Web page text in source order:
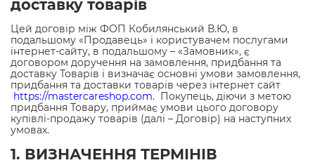
доставку товарів
Цей договір між ФОП Кобилянський В.Ю, в
подальшому «Продавець» і користувачем послугами
інтернет-сайту, в подальшому – «Замовник», є
договором доручення на замовлення, придбання та
доставку Товарів і визначає основні умови замовлення,
придбання та доставки товарів через інтернет сайт
https://mastercareshop.com. Покупець, діючи з метою
придбання Товару, приймає умови цього договору
купівлі-продажу товарів (далі – Договір) на наступних
умовах.
1. ВИЗНАЧЕННЯ ТЕРМІНІВ